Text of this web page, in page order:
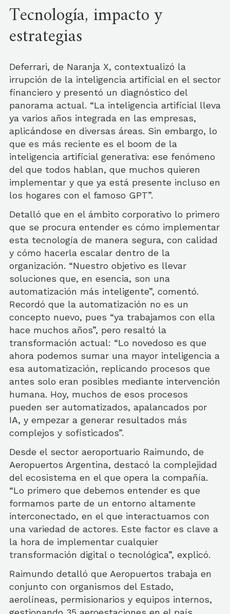
Tecnología, impacto y
estrategias
Deferrari, de Naranja X, contextualizó la
irrupción de la inteligencia artificial en el sector
financiero y presentó un diagnóstico del
panorama actual. “La inteligencia artificial lleva
ya varios años integrada en las empresas,
aplicándose en diversas áreas. Sin embargo, lo
que es más reciente es el boom de la
inteligencia artificial generativa: ese fenómeno
del que todos hablan, que muchos quieren
implementar y que ya está presente incluso en
los hogares con el famoso GPT”.
Detalló que en el ámbito corporativo lo primero
que se procura entender es cómo implementar
esta tecnología de manera segura, con calidad
y cómo hacerla escalar dentro de la
organización. “Nuestro objetivo es llevar
soluciones que, en esencia, son una
automatización más inteligente”, comentó.
Recordó que la automatización no es un
concepto nuevo, pues “ya trabajamos con ella
hace muchos años”, pero resaltó la
transformación actual: “Lo novedoso es que
ahora podemos sumar una mayor inteligencia a
esa automatización, replicando procesos que
antes solo eran posibles mediante intervención
humana. Hoy, muchos de esos procesos
pueden ser automatizados, apalancados por
IA, y empezar a generar resultados más
complejos y sofisticados”.
Desde el sector aeroportuario Raimundo, de
Aeropuertos Argentina, destacó la complejidad
del ecosistema en el que opera la compañía.
“Lo primero que debemos entender es que
formamos parte de un entorno altamente
interconectado, en el que interactuamos con
una variedad de actores. Este factor es clave a
la hora de implementar cualquier
transformación digital o tecnológica”, explicó.
Raimundo detalló que Aeropuertos trabaja en
conjunto con organismos del Estado,
aerolíneas, permisionarios y equipos internos,